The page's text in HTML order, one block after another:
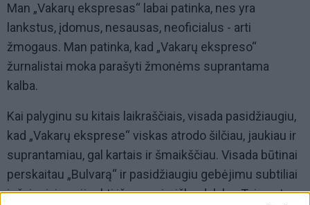
Man „Vakarų ekspresas“ labai patinka, nes yra
lankstus, įdomus, nesausas, neoficialus - arti
žmogaus. Man patinka, kad „Vakarų ekspreso“
žurnalistai moka parašyti žmonėms suprantama
kalba.
Kai palyginu su kitais laikraščiais, visada pasidžiaugiu,
kad „Vakarų eksprese“ viskas atrodo šilčiau, jaukiau ir
suprantamiau, gal kartais ir šmaikščiau. Visada būtinai
perskaitau „Bulvarą“ ir pasidžiaugiu gebėjimu subtiliai
ir šviesiai pasijuokti iš gyvenimiškų dalykų. Taip pat